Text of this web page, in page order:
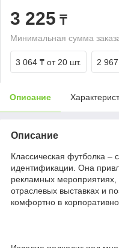
3 225 ₸
Минимальная сумма
3 064 ₸ от 20 шт. 2
Описание
Описание
Классическая футболка –
идентификации. Она
рекламных
отраслевых выставках и
комфортно в